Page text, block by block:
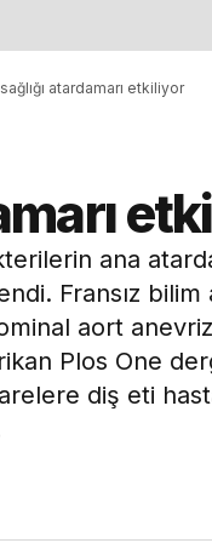
atardamarı etkiliyor
ana
Fransız bilim
aort
Plos One
diş eti